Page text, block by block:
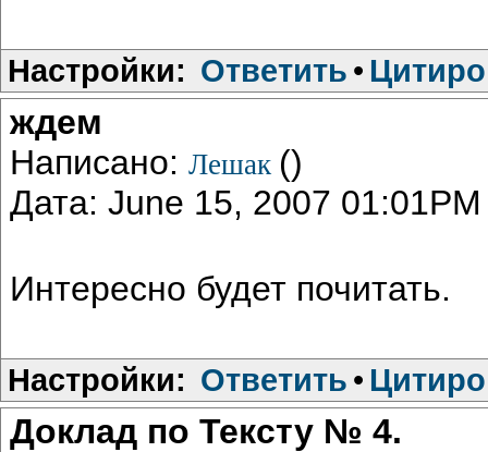
Настройки: Ответить •
ждем
Написано: Лешак ()
Дата: June 15, 2007 01:01PM
Интересно будет почитать.
Настройки: Ответить •
Доклад по Тексту № 4.